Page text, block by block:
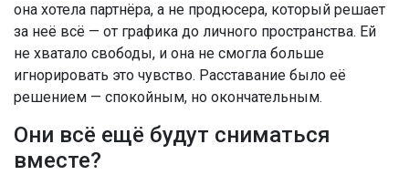
она хотела партнёра, а не продюсера, который решает
за неё всё — от графика до личного пространства. Ей
не хватало свободы, и она не смогла больше
игнорировать это чувство. Расставание было её
решением — спокойным, но окончательным.
Они всё ещё будут сниматься
вместе?